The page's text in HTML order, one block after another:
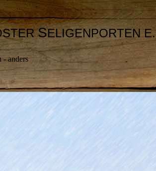
SELIGENPORTEN E.
- anders